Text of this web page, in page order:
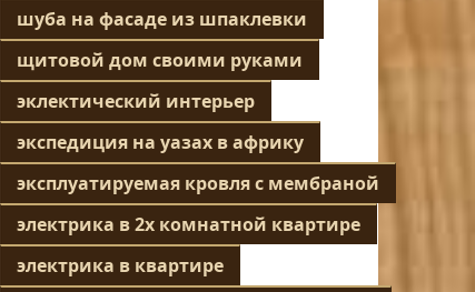
шуба на фасаде из шпаклевки
щитовой дом своими руками
эклектический интерьер
экспедиция на уазах в африку
эксплуатируемая кровля с мембраной
электрика в 2х комнатной квартире
электрика в квартире